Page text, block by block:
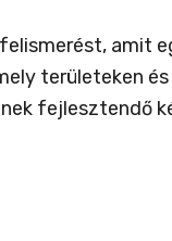
amit
területeken
fejlesztendő